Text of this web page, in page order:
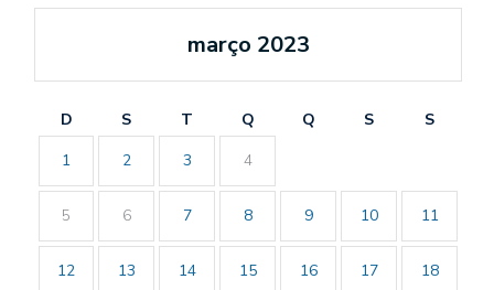
março 2023
D S T Q Q S
S
1
2 3 4
5 6 7 8 9 10 11
12 13 14 15 16 17 18